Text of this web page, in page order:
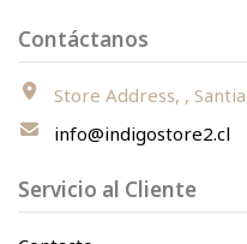
Contáctanos
Store Address, ,
info@indigostore2.cl
Servicio al Cliente